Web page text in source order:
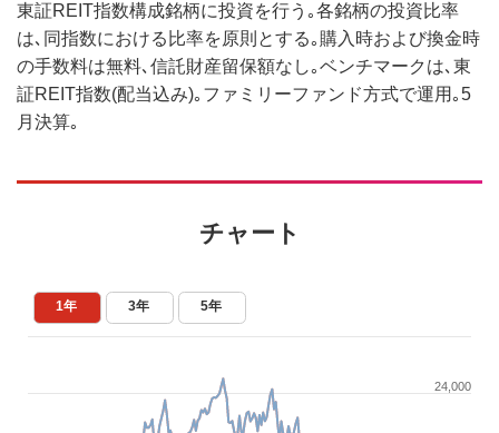
東証REIT指数構成銘柄に投資を行う｡各銘柄の投資比率
は､同指数における比率を原則とする｡購入時および換金時
の手数料は無料､信託財産留保額なし｡ベンチマークは､東
証REIT指数(配当込み)｡ファミリーファンド方式で運用｡5
月決算｡
チャート
1年 3年 5年
24,000